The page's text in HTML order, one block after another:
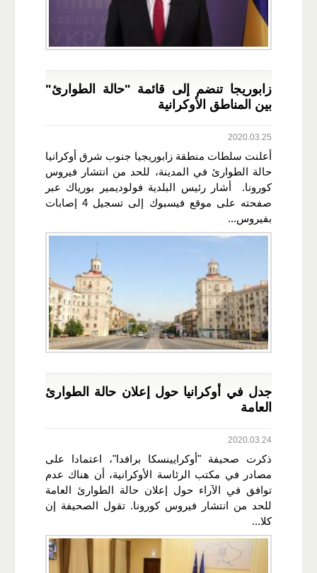
زابوريجا تنضم إلى قائمة "حالة الطوارئ"
بين المناطق الأوكرانية
2020.03.25
أعلنت سلطات منطقة زابوريجيا جنوب شرق أوكرانيا
حالة الطوارئ في المدينة، للحد من انتشار فيروس
كورونا. أشار رئيس البلدية فولوديمير بورياك عبر
صفحته على موقع فيسبوك إلى تسجيل 4 إصابات
بفيروس...
جدل في أوكرانيا حول إعلان حالة الطوارئ
العامة
2020.03.24
ذكرت صحيفة "أوكرايينسكا برافدا"، اعتمادا على
مصادر في مكتب الرئاسة الأوكرانية، أن هناك عدم
توافق في الآراء حول إعلان حالة الطوارئ العامة
للحد من انتشار فيروس كورونا. تقول الصحيفة إن
كلا...